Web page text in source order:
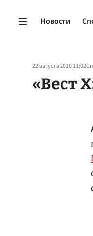
Новости
22 августа 2010 11:02
«Вест